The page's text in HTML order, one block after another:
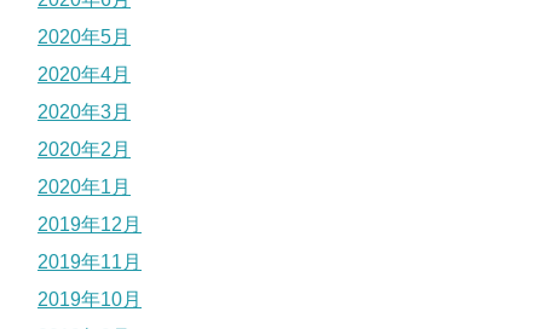
2020年5月
2020年4月
2020年3月
2020年2月
2020年1月
2019年12月
2019年11月
2019年10月